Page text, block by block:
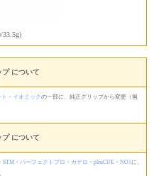
33.5g)
について
・ イオミックの一部に、純正グリップから変更（無
について
・ STM ・ パーフェクトプロ ・ カデロ ・ plusCUE ・ NO1 に、